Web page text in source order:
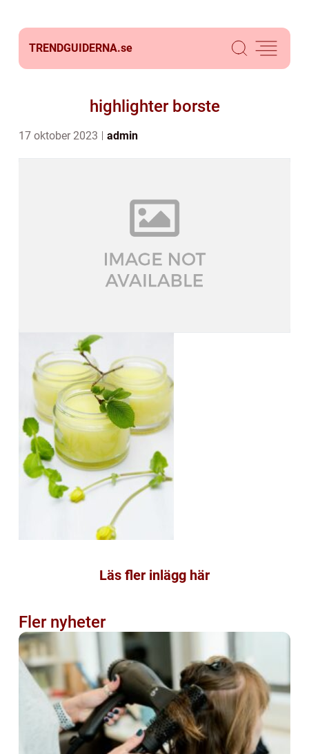
TRENDGUIDERNA.se
highlighter borste
17 oktober 2023 admin
Läs fler inlägg här
Fler nyheter